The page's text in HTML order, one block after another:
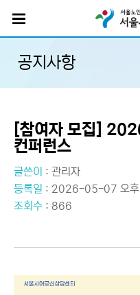
공지사항
[참여자 모집]
컨퍼런스
글쓴이 : 관리자
등록일 : 2026-05-07 오
조회수 : 866